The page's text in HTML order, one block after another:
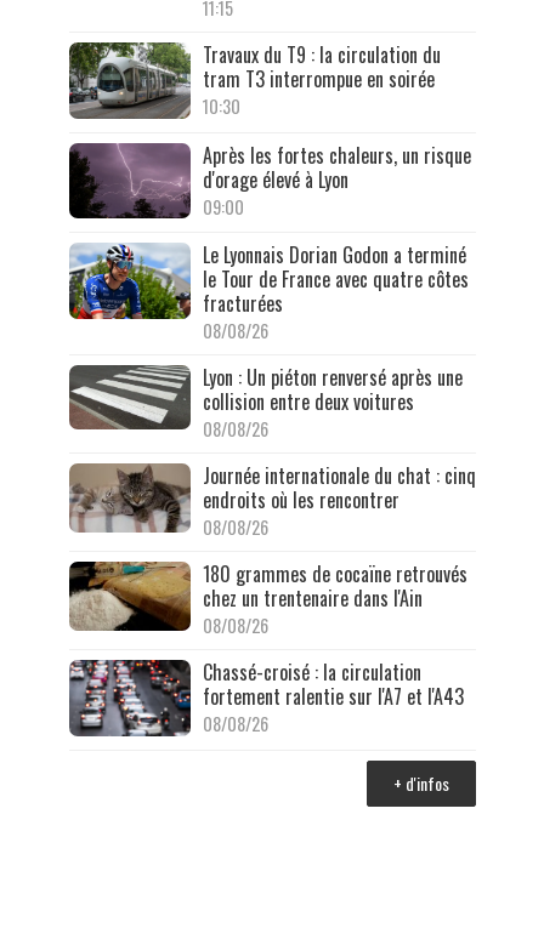
11:15
Travaux du T9 : la circulation du
tram T3 interrompue en soirée
10:30
Après les fortes chaleurs, un risque
d'orage élevé à Lyon
09:00
Le Lyonnais Dorian Godon a terminé
le Tour de France avec quatre côtes
fracturées
08/08/26
Lyon : Un piéton renversé après une
collision entre deux voitures
08/08/26
Journée internationale du chat : cinq
endroits où les rencontrer
08/08/26
180 grammes de cocaïne retrouvés
chez un trentenaire dans l'Ain
08/08/26
Chassé-croisé : la circulation
fortement ralentie sur l'A7 et l'A43
08/08/26
+ d'infos